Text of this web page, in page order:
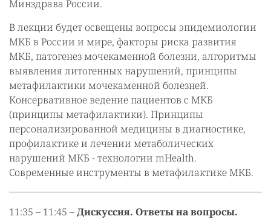
Минздрава России.
В лекции будет освещены вопросы эпидемиологии
МКБ в России и мире, факторы риска развития
МКБ, патогенез мочекаменной болезни, алгоритмы
выявления литогенных нарушений, принципы
метафилактики мочекаменной болезней.
Консервативное ведение пациентов с МКБ
(принципы метафилактики). Принципы
персонализированной медицины в диагностике,
профилактике и лечении метаболических
нарушений МКБ - технологии mHealth.
Современные инструменты в метафилактике МКБ.
11:35 – 11:45 –Дискуссия. Ответы на вопросы.